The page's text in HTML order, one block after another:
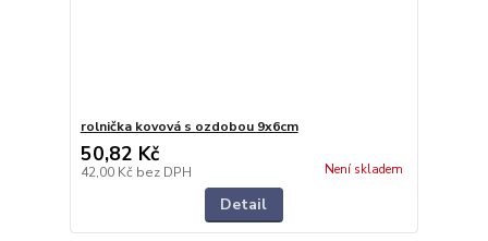
rolnička kovová s ozdobou 9x6cm
50,82 Kč
42,00 Kč bez DPH Není skladem
Detail